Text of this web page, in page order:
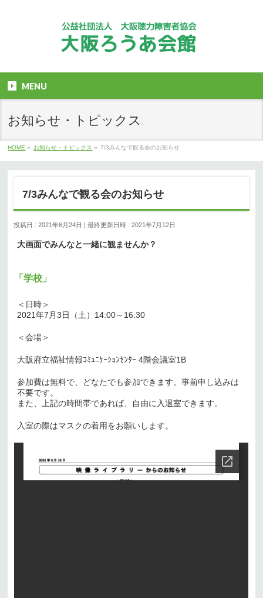
MENU
お知らせ・トピックス
HOME » お知らせ・トピックス » 7/3みんなで観る会のお知らせ
7/3みんなで観る会のお知らせ
投稿日 : 2021年6月24日 最終更新日時 : 2021年7月12日
大画面でみんなと一緒に観ませんか？
「学校」
＜日時＞
2021年7月3日（土）14:00～16:30
＜会場＞
大阪府立福祉情報ｺﾐｭﾆｹｰｼｮﾝｾﾝﾀｰ 4階会議室1B
参加費は無料で、どなたでも参加できます。事前申し込みは
不要です。
また、上記の時間帯であれば、自由に入退室できます。
入室の際はマスクの着用をお願いします。